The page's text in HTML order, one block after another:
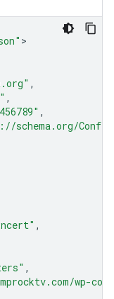
,
,
,
schema.org/
,
,
wp-